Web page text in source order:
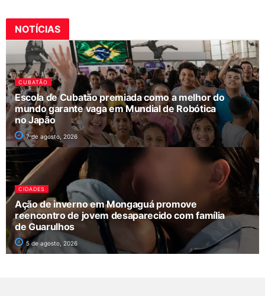
NOTÍCIAS
CUBATÃO
Escola de Cubatão premiada como a melhor do
mundo garante vaga em Mundial de Robótica
no Japão
7 de agosto, 2026
CIDADES
Ação de inverno em Mongaguá promove
reencontro de jovem desaparecido com família
de Guarulhos
5 de agosto, 2026